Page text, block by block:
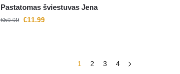
Pastatomas šviestuvas Jena
€59.99 €11.99
1 2 3 4